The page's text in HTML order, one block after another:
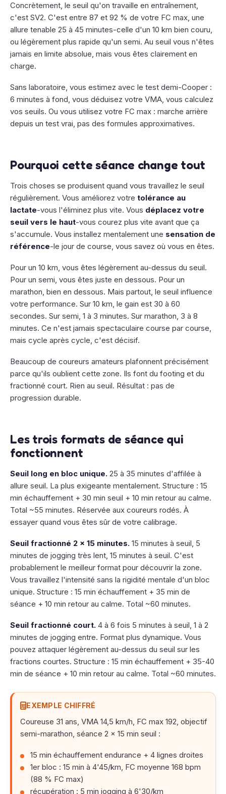
Concrètement, le seuil qu'on travaille en entraînement,
c'est SV2. C'est entre 87 et 92 % de votre FC max, une
allure tenable 25 à 45 minutes-celle d'un 10 km bien couru,
ou légèrement plus rapide qu'un semi. Au seuil vous n'êtes
jamais en limite absolue, mais vous êtes clairement en
charge.
Sans laboratoire, vous estimez avec le test demi-Cooper :
6 minutes à fond, vous déduisez votre VMA, vous calculez
vos seuils. Ou vous utilisez votre FC max : marche arrière
depuis un test vrai, pas des formules approximatives.
Pourquoi cette séance change tout
Trois choses se produisent quand vous travaillez le seuil
régulièrement. Vous améliorez votre tolérance au
lactate-vous l'éliminez plus vite. Vous déplacez votre
seuil vers le haut-vous courez plus vite avant que ça
s'accumule. Vous installez mentalement une sensation de
référence-le jour de course, vous savez où vous en êtes.
Pour un 10 km, vous êtes légèrement au-dessus du seuil.
Pour un semi, vous êtes juste en dessous. Pour un
marathon, bien en dessous. Mais partout, le seuil influence
votre performance. Sur 10 km, le gain est 30 à 60
secondes. Sur semi, 1 à 3 minutes. Sur marathon, 3 à 8
minutes. Ce n'est jamais spectaculaire course par course,
mais cycle après cycle, c'est décisif.
Beaucoup de coureurs amateurs plafonnent précisément
parce qu'ils oublient cette zone. Ils font du footing et du
fractionné court. Rien au seuil. Résultat : pas de
progression durable.
Les trois formats de séance qui
fonctionnent
Seuil long en bloc unique. 25 à 35 minutes d'affilée à
allure seuil. La plus exigeante mentalement. Structure : 15
min échauffement + 30 min seuil + 10 min retour au calme.
Total ~55 minutes. Réservée aux coureurs rodés. À
essayer quand vous êtes sûr de votre calibrage.
Seuil fractionné 2 × 15 minutes. 15 minutes à seuil, 5
minutes de jogging très lent, 15 minutes à seuil. C'est
probablement le meilleur format pour découvrir la zone.
Vous travaillez l'intensité sans la rigidité mentale d'un bloc
unique. Structure : 15 min échauffement + 35 min de
séance + 10 min retour au calme. Total ~60 minutes.
Seuil fractionné court. 4 à 6 fois 5 minutes à seuil, 1 à 2
minutes de jogging entre. Format plus dynamique. Vous
pouvez attaquer légèrement au-dessus du seuil sur les
fractions courtes. Structure : 15 min échauffement + 35-40
min de séance + 10 min retour au calme. Total ~60 minutes.
EXEMPLE CHIFFRÉ
Coureuse 31 ans, VMA 14,5 km/h, FC max 192, objectif
semi-marathon, séance 2 × 15 min seuil :
15 min échauffement endurance + 4 lignes droites
1er bloc : 15 min à 4'45/km, FC moyenne 168 bpm
(88 % FC max)
récupération : 5 min jogging à 6'30/km